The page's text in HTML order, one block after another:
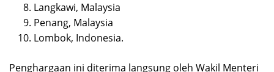
Langkawi, Malaysia
Penang, Malaysia
Lombok, Indonesia.
Penghargaan ini diterima langsung oleh Wakil Menteri